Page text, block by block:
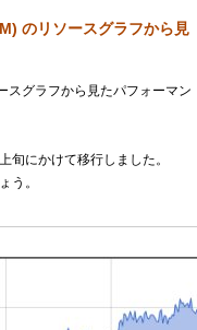
のリソースグラフから見
スグラフから見たパフォーマン
旬にかけて移行しました。
う。